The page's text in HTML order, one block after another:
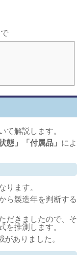
て解説します。
態」「付属品」 によ
ります。
ら製造年を判断する
だきましたので、そ
を推測します。
ありました。